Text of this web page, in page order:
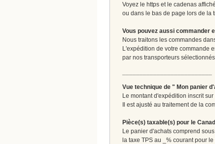
Voyez le https et le cadenas
ou dans le bas de page lors de la
Vous pouvez aussi commander
Nous traitons les commandes
L'expédition de votre commande
par nos transporteurs
Vue technique de " Mon panier
Le montant d'expédition inscrit
Il est ajusté au traitement de la
Pièce(s) taxable(s) pour le
Le panier d'achats comprend
la taxe TPS au _% courant pour